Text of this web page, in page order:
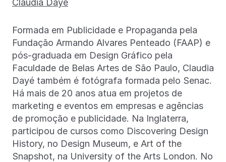
Claudia Dayé
Formada em Publicidade e Propaganda pela
Fundação Armando Alvares Penteado (FAAP) e
pós-graduada em Design Gráfico pela
Faculdade de Belas Artes de São Paulo, Claudia
Dayé também é fotógrafa formada pelo Senac.
Há mais de 20 anos atua em projetos de
marketing e eventos em empresas e agências
de promoção e publicidade. Na Inglaterra,
participou de cursos como Discovering Design
History, no Design Museum, e Art of the
Snapshot, na University of the Arts London. No